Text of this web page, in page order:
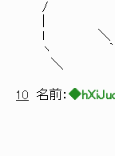
/ ヽ..,,_
| `
ｌ
ヽ
＼ ヽ. |
10 名前：